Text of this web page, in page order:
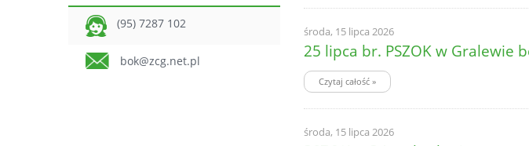
(95) 7287 102
bok@zcg.net.pl
środa, 15 lipca 2026
25 lipca br. PSZOK w Gralewie
Czytaj całość »
środa, 15 lipca 2026